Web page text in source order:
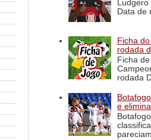
Data de
Ficha
rodada
Ficha
rodada
e